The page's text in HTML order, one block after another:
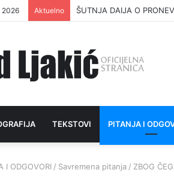
2026 Aktuelno ŠUTNJA DAIJA O
TEKSTOVI PITANJA I
I ODGOVORI / Savremena pitanja / ZBOG